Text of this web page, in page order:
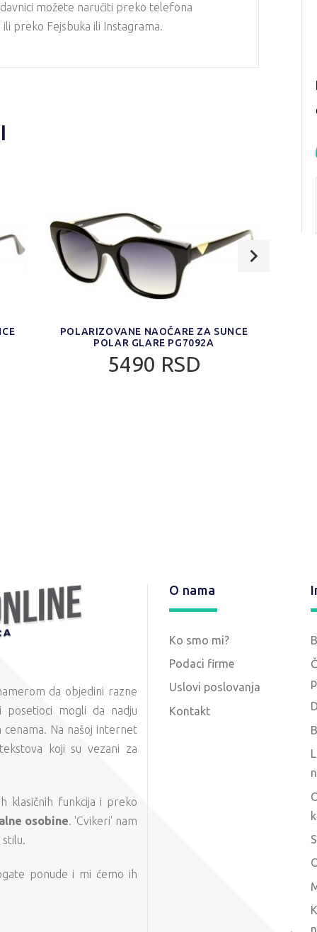
možete naručiti preko telefona
preko Fejsbuka ili Instagrama.
POLARIZOVANE NAOČARE ZA SUNCE
POLAR GLARE PG7092A
5490 RSD
da objedini razne
mogli da nadju
Na našoj internet
koji su vezani za
klasičnih funkcija i preko
osobine. 'Cvikeri' nam
ponude i mi ćemo ih
O nama
Ko smo mi?
Podaci firme
Uslovi poslovanja
Kontakt